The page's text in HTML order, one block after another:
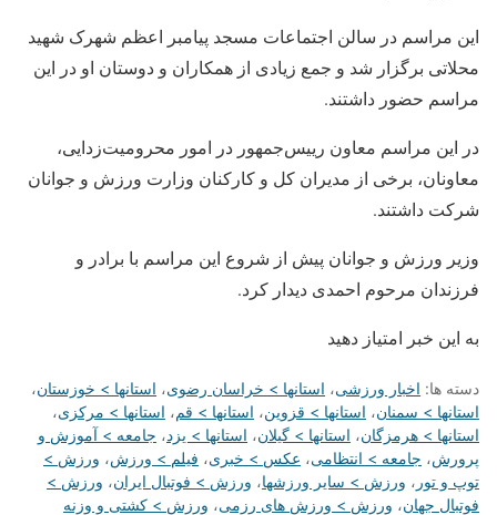
این مراسم در سالن اجتماعات مسجد پیامبر اعظم شهرک شهید
محلاتی برگزار شد و جمع زیادی از همکاران و دوستان او در این
مراسم حضور داشتند.
در این مراسم معاون رییس‌جمهور در امور محرومیت‌زدایی،
معاونان، برخی از مدیران کل و کارکنان وزارت ورزش و جوانان
شرکت داشتند.
وزیر ورزش و جوانان پیش از شروع این مراسم با برادر و
فرزندان مرحوم احمدی دیدار کرد.
به این خبر امتیاز دهید
دسته ها: اخبار ورزشی، استانها > خراسان رضوی، استانها > خوزستان،
استانها > سمنان، استانها > قزوین، استانها > قم، استانها > مرکزی،
استانها > هرمزگان، استانها > گیلان، استانها > یزد، جامعه > آموزش و
پرورش، جامعه > انتظامی، عکس > خبری، فیلم > ورزش، ورزش >
توپ و تور ، ورزش > سایر ورزشها، ورزش > فوتبال ایران، ورزش >
فوتبال جهان، ورزش > ورزش های رزمی، ورزش > کشتی و وزنه